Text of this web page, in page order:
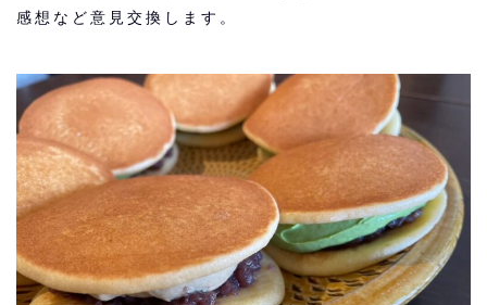
感想など意見交換します。